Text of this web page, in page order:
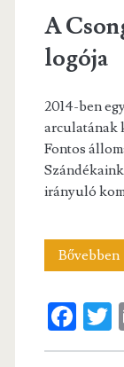
A
logója
2014-ben
arculatának
Fontos
irányuló
BővebbenA
Fa
ce